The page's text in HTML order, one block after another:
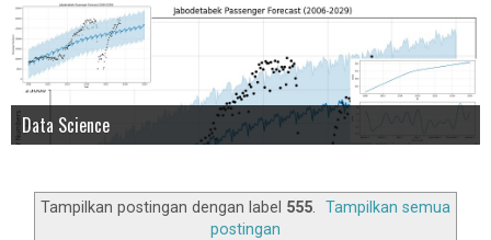
IC Timer 555 yang Multifungsi
Data Science
JAM DIGITAL 6 DIGIT TANPA MICRO FULL CMOS
Node Red - Kontrol Industri 4.0
Tampilkan postingan dengan label 555.
Tampilkan semua
postingan